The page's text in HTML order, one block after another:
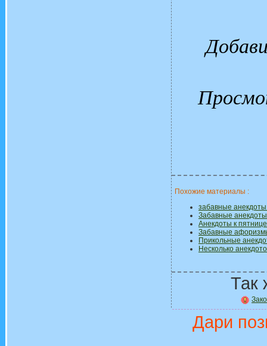
Похожие материалы :
забавные
Забавные анекдоты
Анекдоты к пятнице
Забавные
Прикольные
Несколько
Так
Дари